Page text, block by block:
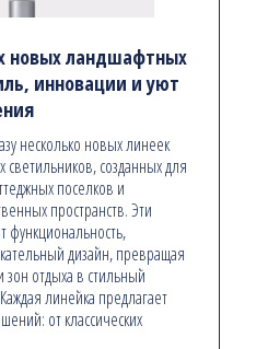
новых ландшафтных
инновации и уют
несколько новых линеек
созданных для
поселков и
пространств. Эти
функциональность,
дизайн, превращая
отдыха в стильный
линейка предлагает
от классических